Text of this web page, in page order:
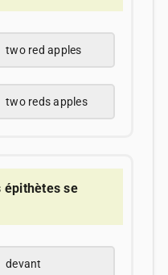
two red apples
two reds apples
épithètes se
devant